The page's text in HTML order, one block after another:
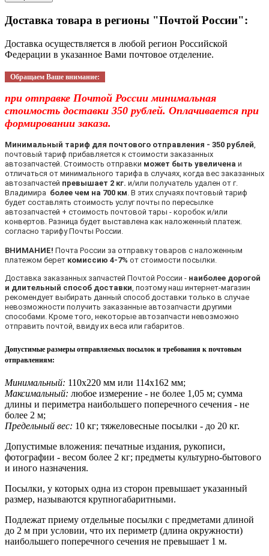
Доставка товара в регионы "Почтой России":
Доставка осуществляется в любой регион Российской
Федерации в указанное Вами почтовое отделение.
Обращаем Ваше внимание:
при отправке Почтой России минимальная
стоимость доставки 350 рублей. Оплачивается при
формировании заказа.
Минимальный тариф для почтового отправления - 350 рублей
почтовый тариф прибавляется к стоимости заказанных
автозапчастей. Стоимость отправки может быть увеличена и
отличаться от минимального тарифа в случаях, когда вес заказанных
автозапчастей превышает 2 кг. и/или получатель удален от г.
Владимира более чем на 700 км . В этих случаях почтовый тариф
будет составлять стоимость услуг почты по пересылке
автозапчастей + стоимость почтовой тары - коробок и/или
конвертов. Разница будет выставлена как наложенный платеж.
согласно тарифу Почты России.
ВНИМАНИЕ! Почта России за отправку товаров с наложенным
платежом берет комиссию 4-7% от стоимости посылки.
Доставка заказанных запчастей Почтой России - наиболее дорогой
и длительный способ доставки , поэтому наш интернет-магазин
рекомендует выбирать данный способ доставки только в случае
невозможности получить заказанные автозапчасти другими
способами. Кроме того, некоторые автозапчасти невозможно
отправить почтой, ввиду их веса или габаритов.
Допустимые размеры отправляемых посылок и требования к почтовым
отправлениям:
Минимальный: 110х220 мм или 114х162 мм;
Максимальный: любое измерение - не более 1,05 м; сумма
длины и периметра наибольшего поперечного сечения - не
более 2 м;
Предельный вес: 10 кг; тяжеловесные посылки - до 20 кг.
Допустимые вложения: печатные издания, рукописи,
фотографии - весом более 2 кг; предметы культурно-бытового
и иного назначения.
Посылки, у которых одна из сторон превышает указанный
размер, называются крупногабаритными.
Подлежат приему отдельные посылки с предметами длиной
до 2 м при условии, что их периметр (длина окружности)
наибольшего поперечного сечения не превышает 1 м.